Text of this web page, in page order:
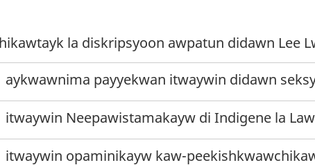
la diskripsyoon awpatun didawn Lee
aykwawnima payyekwan itwaywin didawn
itwaywin Neepawistamakayw di Indigene la
itwaywin opaminikayw kaw-